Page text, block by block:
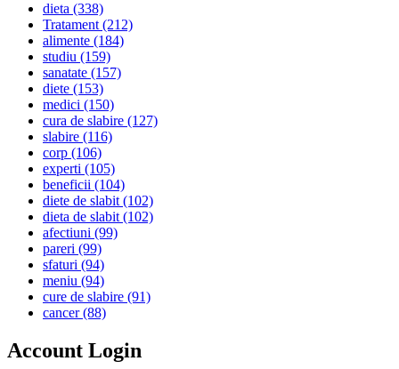
dieta (338)
Tratament(212)
alimente (184)
studiu (159)
sanatate (157)
diete (153)
medici (150)
cura de slabire (127)
slabire (116)
corp (106)
experti (105)
beneficii (104)
diete de slabit(102)
dieta de slabit(102)
afectiuni (99)
pareri (99)
sfaturi (94)
meniu (94)
cure de slabire (91)
cancer(88)
Account Login